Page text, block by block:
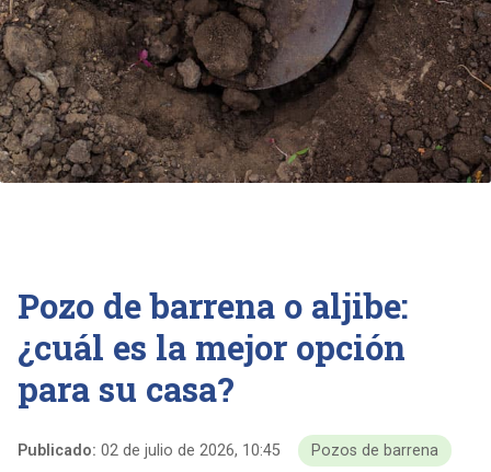
Pozo de barrena o aljibe:
¿cuál es la mejor opción
para su casa?
Publicado: 02 de julio de 2026, 10:45 Pozos de barrena